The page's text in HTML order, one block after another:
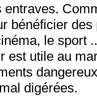
entraves.
bénéficier
le sport
est utile au
digérées.